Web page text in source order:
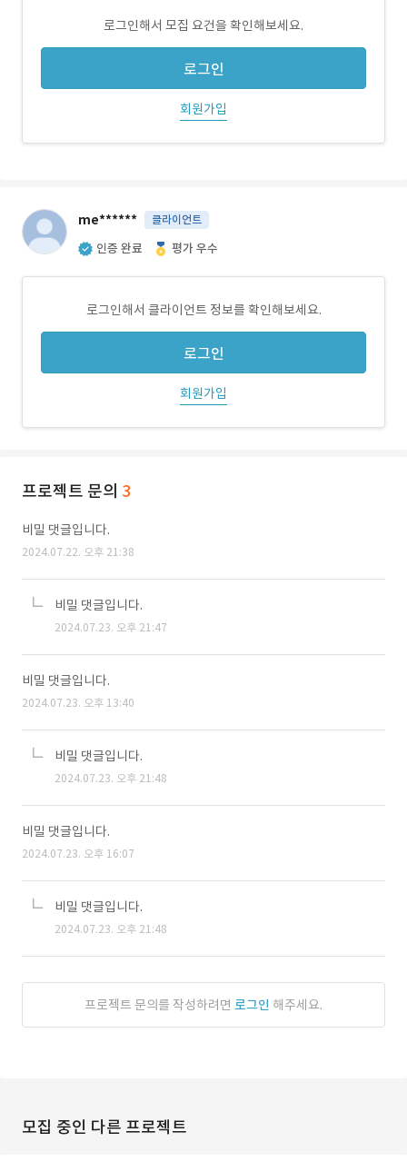
로그인해서 모집 요건을 확인해보세요.
로그인
회원가입
me****** 클라이언트
인증 완료 평가 우수
로그인해서 클라이언트 정보를 확인해보세요.
로그인
회원가입
프로젝트 문의 3
비밀 댓글입니다.
2024.07.22. 오후 21:38
비밀 댓글입니다.
2024.07.23. 오후 21:47
비밀 댓글입니다.
2024.07.23. 오후 13:40
비밀 댓글입니다.
2024.07.23. 오후 21:48
비밀 댓글입니다.
2024.07.23. 오후 16:07
비밀 댓글입니다.
2024.07.23. 오후 21:48
프로젝트 문의를 작성하려면 로그인 해주세요.
모집 중인 다른 프로젝트